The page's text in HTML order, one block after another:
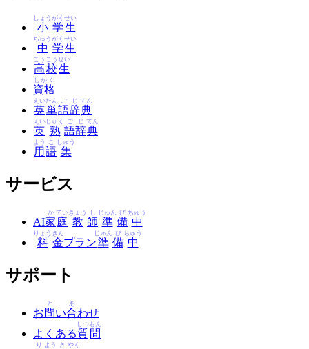
小
しょう
学
がく
生
せい
中
ちゅう
学
がく
生
せい
高
こう
校
こう
生
せい
資格
しかく
英
えい
単
たん
語
ご
辞
じ
典
てん
英
えい
熟
じゅく
語
ご
辞
じ
典
てん
用
よう
語
ご
集
しゅう
サービス
AI家
か
庭
てい
教
きょう
師
し
準
じゅん
備
び
中
ちゅう
料
りょう
金
きん
プラン準
じゅん
備
び
中
ちゅう
サポート
お問
と
い合
あ
わせ
よくある質
しつ
問
もん
り よう き やく